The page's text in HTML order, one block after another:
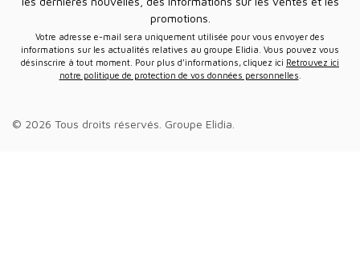
promotions.
Votre adresse e-mail sera uniquement utilisée pour vous envoyer des
informations sur les actualités relatives au groupe Elidia. Vous pouvez vous
désinscrire à tout moment. Pour plus d’informations, cliquez ici Retrouvez ici
notre politique de protection de vos données personnelles
© 2026 Tous droits réservés. Groupe Elidia